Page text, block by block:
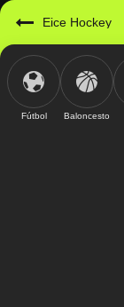
Eice Hockey
Fútbol Baloncesto